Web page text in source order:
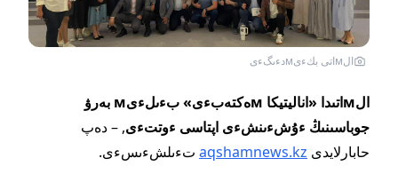
الмاتى بكءىмدءىگءى
الмاتىدا «اناليتيكا мەكتەبءى» بءىلءىм بەرۋ
جوباسىنىڭ ءۇشءىنشءى اپتاسى ءوتتءى, – دەپ
حابارلايدى aqshamnews.kz تءىلشءىسءى.